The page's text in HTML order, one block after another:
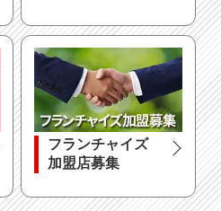
フランチャイズ
加盟店募集